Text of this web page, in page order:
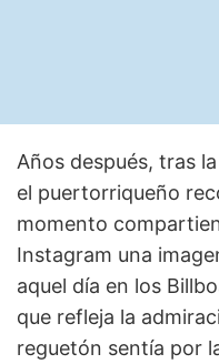
Años después, tras
el puertorriqueño
momento
Instagram una
aquel día en los
que refleja la
reguetón sentía por